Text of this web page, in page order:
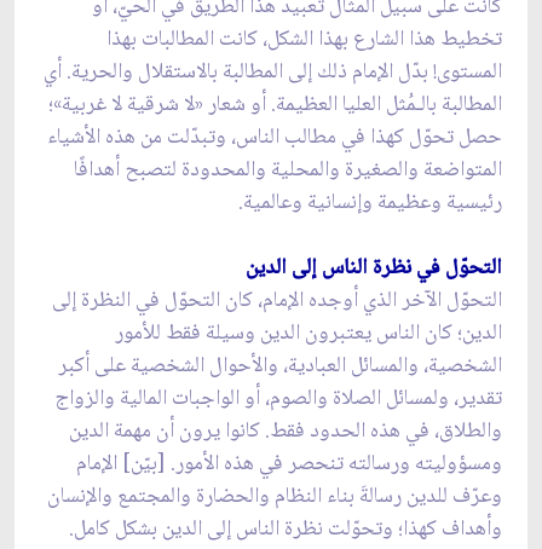
تخطيط هذا الشارع بهذا الشكل، كانت المطالبات بهذا
المستوى! بدّل الإمام ذلك إلى المطالبة بالاستقلال والحرية. أي
المطالبة بالـمُثل العليا العظيمة. أو شعار «لا شرقية لا غربية»؛
حصل تحوّل كهذا في مطالب الناس، وتبدّلت من هذه الأشياء
المتواضعة والصغيرة والمحلية والمحدودة لتصبح أهدافًا
رئيسية وعظيمة وإنسانية وعالمية.
التحوّل في نظرة الناس إلى الدين
التحوّل الآخر الذي أوجده الإمام، كان التحوّل في النظرة إلى
الدين؛ كان الناس يعتبرون الدين وسيلة فقط للأمور
الشخصية، والمسائل العبادية، والأحوال الشخصية على أكبر
تقدير، ولمسائل الصلاة والصوم، أو الواجبات المالية والزواج
والطلاق، في هذه الحدود فقط. كانوا يرون أن مهمة الدين
ومسؤوليته ورسالته تنحصر في هذه الأمور. [بيّن] الإمام
وعرّف للدين رسالةَ بناء النظام والحضارة والمجتمع والإنسان
وأهداف كهذا؛ وتحوّلت نظرة الناس إلى الدين بشكل كامل.